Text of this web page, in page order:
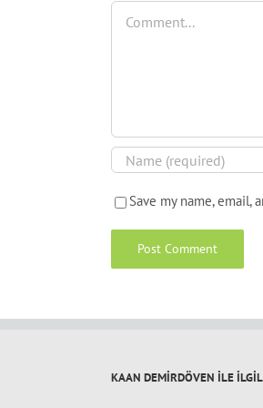
Comment
Save my name,
KAAN DEMİRDÖVEN İLE